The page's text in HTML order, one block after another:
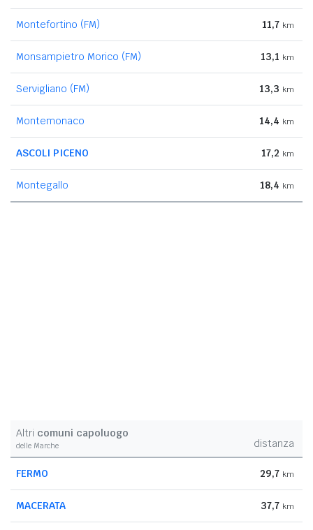
Montefortino (FM) 11,7 km
Monsampietro Morico (FM) 13,1 km
Servigliano (FM) 13,3 km
Montemonaco 14,4 km
ASCOLI PICENO 17,2 km
Montegallo 18,4 km
Altri comuni capoluogo
delle Marche distanza
FERMO 29,7 km
MACERATA 37,7 km